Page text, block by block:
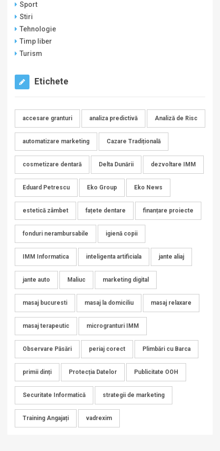
Sport
Stiri
Tehnologie
Timp liber
Turism
Etichete
accesare granturi analiza predictivă Analiză de Risc
automatizare marketing Cazare Tradițională
cosmetizare dentară Delta Dunării dezvoltare IMM
Eduard Petrescu Eko Group Eko News
estetică zâmbet fațete dentare finanțare proiecte
fonduri nerambursabile igienă copii
IMM Informatica inteligenta artificiala jante aliaj
jante auto Maliuc marketing digital
masaj bucuresti masaj la domiciliu masaj relaxare
masaj terapeutic microgranturi IMM
Observare Păsări periaj corect Plimbări cu Barca
primii dinți Protecția Datelor Publicitate OOH
Securitate Informatică strategii de marketing
Training Angajați vadrexim